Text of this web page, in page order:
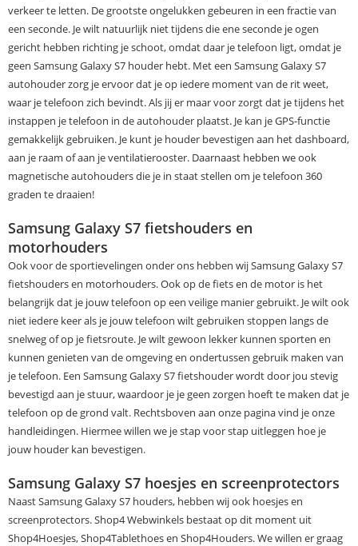
verkeer te letten. De grootste ongelukken gebeuren in een fractie van
een seconde. Je wilt natuurlijk niet tijdens die ene seconde je ogen
gericht hebben richting je schoot, omdat daar je telefoon ligt, omdat je
geen Samsung Galaxy S7 houder hebt. Met een Samsung Galaxy S7
autohouder zorg je ervoor dat je op iedere moment van de rit weet,
waar je telefoon zich bevindt. Als jij er maar voor zorgt dat je tijdens het
instappen je telefoon in de autohouder plaatst. Je kan je GPS-functie
gemakkelijk gebruiken. Je kunt je houder bevestigen aan het dashboard,
aan je raam of aan je ventilatierooster. Daarnaast hebben we ook
magnetische autohouders die je in staat stellen om je telefoon 360
graden te draaien!
Samsung Galaxy S7 fietshouders en
motorhouders
Ook voor de sportievelingen onder ons hebben wij Samsung Galaxy S7
fietshouders en motorhouders. Ook op de fiets en de motor is het
belangrijk dat je jouw telefoon op een veilige manier gebruikt. Je wilt ook
niet iedere keer als je jouw telefoon wilt gebruiken stoppen langs de
snelweg of op je fietsroute. Je wilt gewoon lekker kunnen sporten en
kunnen genieten van de omgeving en ondertussen gebruik maken van
je telefoon. Een Samsung Galaxy S7 fietshouder wordt door jou stevig
bevestigd aan je stuur, waardoor je je geen zorgen hoeft te maken dat je
telefoon op de grond valt. Rechtsboven aan onze pagina vind je onze
handleidingen. Hiermee willen we je stap voor stap uitleggen hoe je
jouw houder kan bevestigen.
Samsung Galaxy S7 hoesjes en screenprotectors
Naast Samsung Galaxy S7 houders, hebben wij ook hoesjes en
screenprotectors. Shop4 Webwinkels bestaat op dit moment uit
Shop4Hoesjes, Shop4Tablethoes en Shop4Houders. We willen er graag